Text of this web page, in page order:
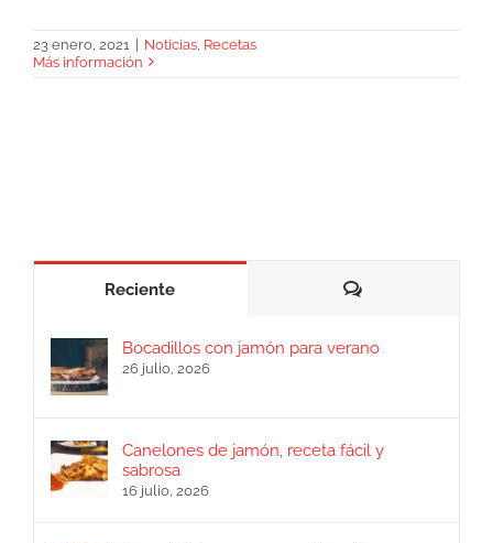
23 enero, 2021 Noticias Recetas
Más información
Reciente Comentarios
Bocadillos con jamón para verano
26 julio, 2026
Canelones de jamón, receta fácil y
sabrosa
16 julio, 2026